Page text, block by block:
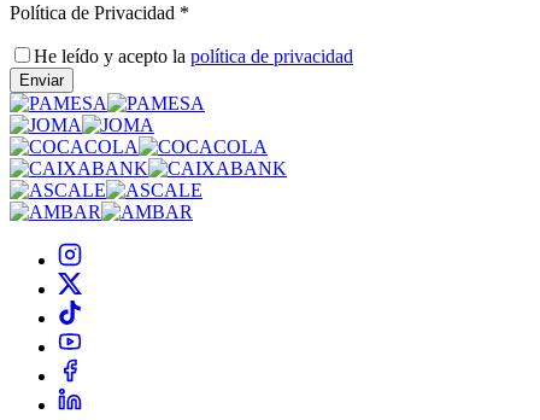
Política de Privacidad *
He leído y acepto la política de privacidad
Enviar